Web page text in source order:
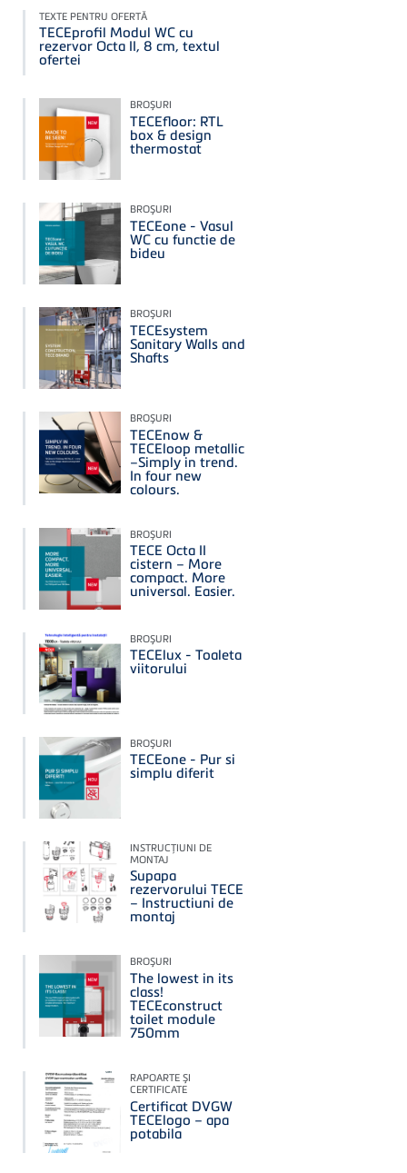
TEXTE PENTRU OFERTĂ
TECEprofil Modul WC cu
rezervor Octa II, 8 cm, textul
ofertei
BROŞURI
TECEfloor: RTL
box & design
thermostat
BROŞURI
TECEone - Vasul
WC cu functie de
bideu
BROŞURI
TECEsystem
Sanitary Walls and
Shafts
BROŞURI
TECEnow &
TECEloop metallic
–Simply in trend.
In four new
colours.
BROŞURI
TECE Octa II
cistern – More
compact. More
universal. Easier.
BROŞURI
TECElux - Toaleta
viitorului
BROŞURI
TECEone - Pur si
simplu diferit
INSTRUCŢIUNI DE
MONTAJ
Supapa
rezervorului TECE
– Instructiuni de
montaj
BROŞURI
The lowest in its
class!
TECEconstruct
toilet module
750mm
RAPOARTE ŞI
CERTIFICATE
Certificat DVGW
TECElogo – apa
potabila